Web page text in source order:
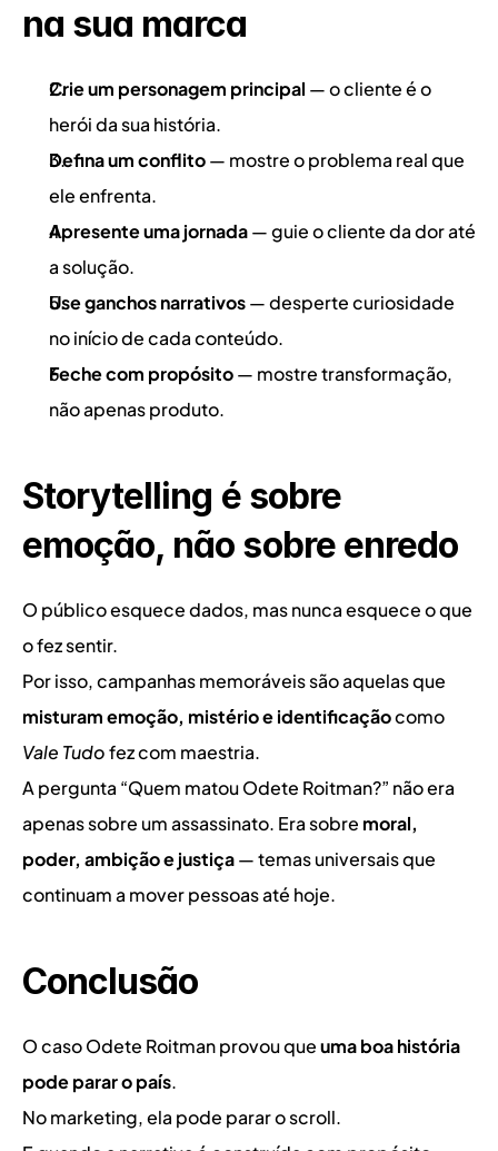
na sua marca
Crie um personagem principal — o cliente é o
herói da sua história.
Defina um conflito — mostre o problema real que
ele enfrenta.
Apresente uma jornada — guie o cliente da dor até
a solução.
Use ganchos narrativos — desperte curiosidade
no início de cada conteúdo.
Feche com propósito — mostre transformação,
não apenas produto.
Storytelling é sobre
emoção, não sobre enredo
O público esquece dados, mas nunca esquece o que
o fez sentir.
misturam emoção, mistério e identificação
Vale Tudo fez com maestria.
A pergunta “Quem matou Odete Roitman?” não era
apenas sobre um assassinato. Era sobre moral,
poder, ambição e justiça — temas universais que
continuam a mover pessoas até hoje.
Conclusão
O caso Odete Roitman provou que uma boa história
pode parar o país.
No marketing, ela pode parar o scroll.